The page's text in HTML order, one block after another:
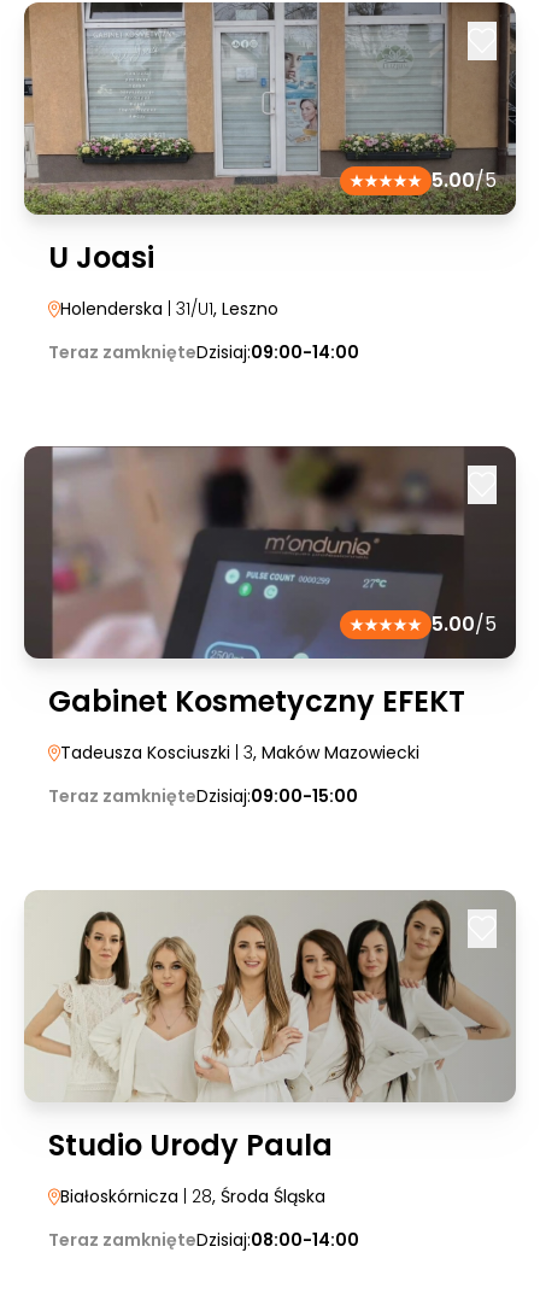
5.00/5
U Joasi
Holenderska | 31/U1, Leszno
Teraz zamknięteDzisiaj:09:00-14:00
5.00/5
Gabinet Kosmetyczny EFEKT
Tadeusza Kosciuszki | 3, Maków Mazowiecki
Teraz zamknięteDzisiaj:09:00-15:00
Studio Urody Paula
Białoskórnicza | 28, Środa Śląska
Teraz zamknięteDzisiaj:08:00-14:00